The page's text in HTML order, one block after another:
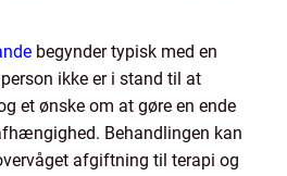
begynder typisk med en
ikke er i stand til at
et ønske om at gøre en ende
Behandlingen kan
afgiftning til terapi og